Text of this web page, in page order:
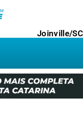
Joinville/SC